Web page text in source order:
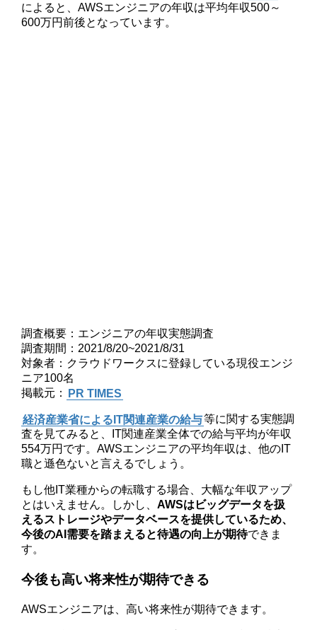
によると、AWSエンジニアの年収は平均年収500～
600万円前後となっています。
調査概要：エンジニアの年収実態調査
調査期間：2021/8/20~2021/8/31
対象者：クラウドワークスに登録している現役エンジ
ニア100名
掲載元： PR TIMES
経済産業省によるIT関連産業の給与等に関する実態調
査を見てみると、IT関連産業全体での給与平均が年収
554万円です。AWSエンジニアの平均年収は、他のIT
職と遜色ないと言えるでしょう。
もし他IT業種からの転職する場合、大幅な年収アップ
とはいえません。しかし、AWSはビッグデータを扱
えるストレージやデータベースを提供しているため、
今後のAI需要を踏まえると待遇の向上が期待できま
す。
今後も高い将来性が期待できる
AWSエンジニアは、高い将来性が期待できます。